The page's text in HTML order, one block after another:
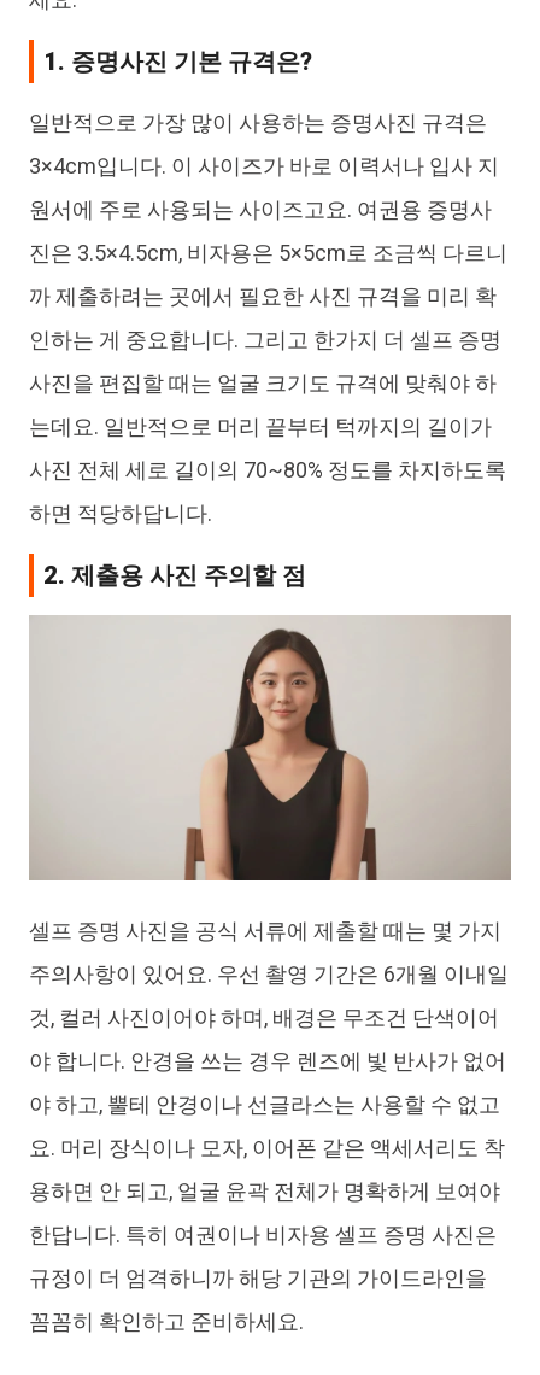
1. 증명사진 기본 규격은?
일반적으로 가장 많이 사용하는 증명사진 규격은
3×4cm입니다. 이 사이즈가 바로 이력서나 입사 지
원서에 주로 사용되는 사이즈고요. 여권용 증명사
진은 3.5×4.5cm, 비자용은 5×5cm로 조금씩 다르니
까 제출하려는 곳에서 필요한 사진 규격을 미리 확
인하는 게 중요합니다. 그리고 한가지 더 셀프 증명
사진을 편집할 때는 얼굴 크기도 규격에 맞춰야 하
는데요. 일반적으로 머리 끝부터 턱까지의 길이가
사진 전체 세로 길이의 70~80% 정도를 차지하도록
하면 적당하답니다.
2. 제출용 사진 주의할 점
셀프 증명 사진을 공식 서류에 제출할 때는 몇 가지
주의사항이 있어요. 우선 촬영 기간은 6개월 이내일
것, 컬러 사진이어야 하며, 배경은 무조건 단색이어
야 합니다. 안경을 쓰는 경우 렌즈에 빛 반사가 없어
야 하고, 뿔테 안경이나 선글라스는 사용할 수 없고
요. 머리 장식이나 모자, 이어폰 같은 액세서리도 착
용하면 안 되고, 얼굴 윤곽 전체가 명확하게 보여야
한답니다. 특히 여권이나 비자용 셀프 증명 사진은
규정이 더 엄격하니까 해당 기관의 가이드라인을
꼼꼼히 확인하고 준비하세요.